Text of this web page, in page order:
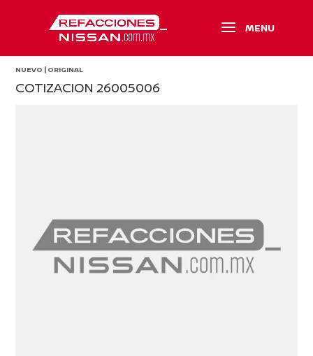
NUEVO | ORIGINAL
COTIZACION 26005006